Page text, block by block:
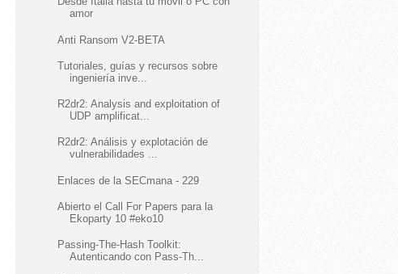
amor
Anti Ransom V2-BETA
Tutoriales, guías y recursos sobre
ingeniería inve...
R2dr2: Analysis and exploitation of
UDP amplificat...
R2dr2: Análisis y explotación de
vulnerabilidades ...
Enlaces de la SECmana - 229
Abierto el Call For Papers para la
Ekoparty 10 #eko10
Passing-The-Hash Toolkit:
Autenticando con Pass-Th...